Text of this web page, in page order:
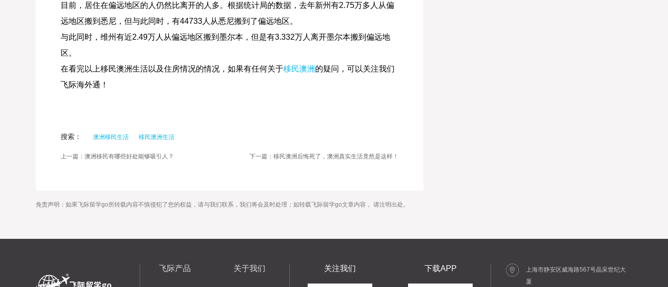
目前，居住在偏远地区的人仍然比离开的人多。根据统计局的数据，去年新州有2.75万多人从偏
远地区搬到悉尼，但与此同时，有44733人从悉尼搬到了偏远地区。
与此同时，维州有近2.49万人从偏远地区搬到墨尔本，但是有3.332万人离开墨尔本搬到偏远地
区。
在看完以上移民澳洲生活以及住房情况的情况，如果有任何关于移民澳洲 的疑问，可以关注我们
飞际海外通！
搜索： 澳洲移民生活 移民澳洲生活
上一篇：澳洲移民有哪些好处能够吸引人？ 下一篇：移民澳洲后悔死了，澳洲真实生活竟然是这样！
免责声明：如果飞际留学go所转载内容不慎侵犯了您的权益，请与我们联系，我们将会及时处理；如转载飞际留学go文章内容， 请注明出处。
飞际产品 关于我们 关注我们 下载APP
上海市静安区威海路567号晶采世纪大
厦